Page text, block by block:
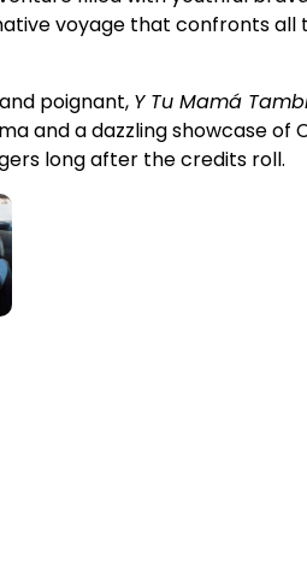
voyage that confronts all
poignant, Y Tu Mamá
and a dazzling showcase of
long after the credits roll.